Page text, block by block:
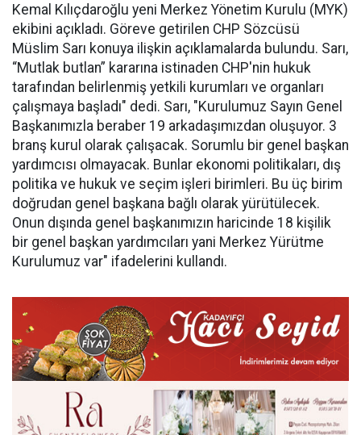
Kemal Kılıçdaroğlu yeni Merkez Yönetim Kurulu (MYK)
ekibini açıkladı. Göreve getirilen CHP Sözcüsü
Müslim Sarı konuya ilişkin açıklamalarda bulundu. Sarı,
“Mutlak butlan” kararına istinaden CHP'nin hukuk
tarafından belirlenmiş yetkili kurumları ve organları
çalışmaya başladı" dedi. Sarı, "Kurulumuz Sayın Genel
Başkanımızla beraber 19 arkadaşımızdan oluşuyor. 3
branş kurul olarak çalışacak. Sorumlu bir genel başkan
yardımcısı olmayacak. Bunlar ekonomi politikaları, dış
politika ve hukuk ve seçim işleri birimleri. Bu üç birim
doğrudan genel başkana bağlı olarak yürütülecek.
Onun dışında genel başkanımızın haricinde 18 kişilik
bir genel başkan yardımcıları yani Merkez Yürütme
Kurulumuz var" ifadelerini kullandı.